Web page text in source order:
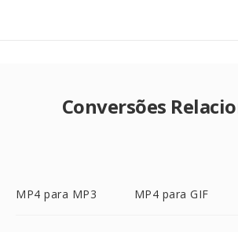
Conversões
MP4 para MP3 MP4 para GIF